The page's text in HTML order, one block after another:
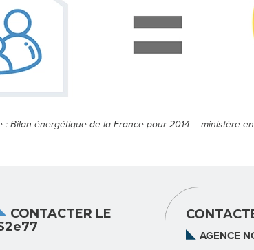
: Bilan énergétique de la France pour 2014 – ministère
CONTACTER LE
AGENCE